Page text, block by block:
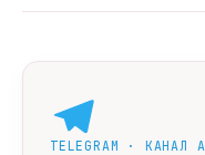
TELEGRAM · КАНАЛ